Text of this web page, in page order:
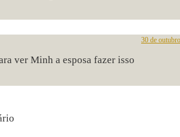
30 de
ver Minh a esposa fazer isso